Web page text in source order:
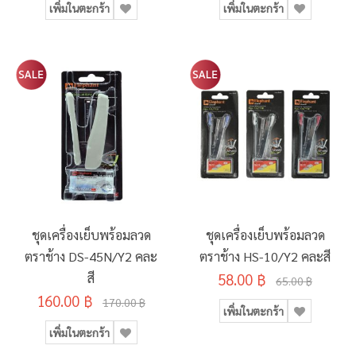
เพิ่มในตะกร้า เพิ่มในตะกร้า
ชุดเครื่องเย็บพร้อมลวด
ตราช้าง DS-45N/Y2 คละ
สี
160.00 ฿ 170.00 ฿
เพิ่มในตะกร้า
ชุดเครื่องเย็บพร้อมลวด
ตราช้าง HS-10/Y2 คละสี
58.00 ฿ 65.00 ฿
เพิ่มในตะกร้า